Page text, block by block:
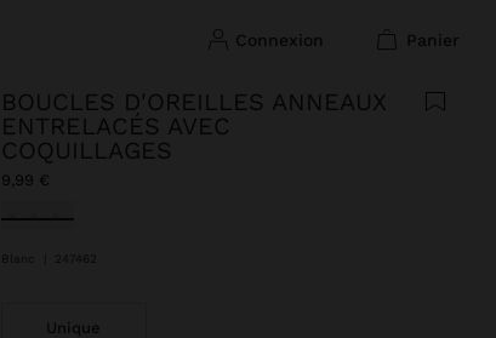
connexion panier
BOUCLES D'OREILLES ANNEAUX
ENTRELACÉS AVEC
COQUILLAGES
9,99 €
sélectionné(s)
Blanc 247462
Unique